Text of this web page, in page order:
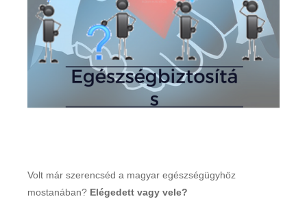
Volt már szerencséd a magyar egészségügyhöz
mostanában? Elégedett vagy vele?